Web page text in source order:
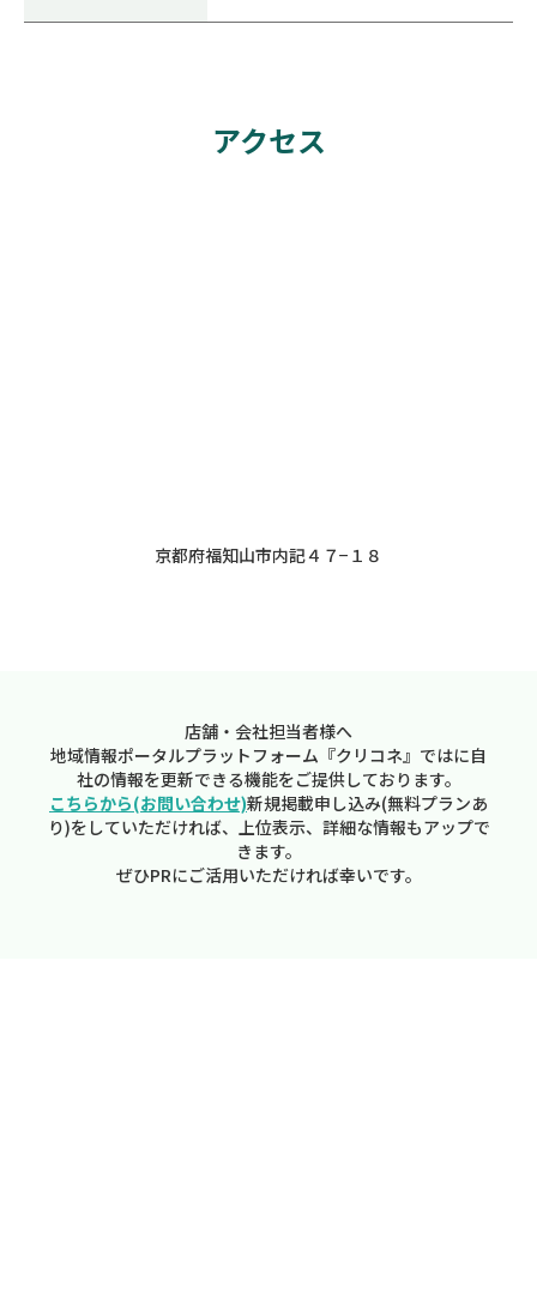
アクセス
京都府福知山市内記４７−１８
店舗・会社担当者様へ
地域情報ポータルプラットフォーム『クリコネ』ではに自
社の情報を更新できる機能をご提供しております。
こちらから(お問い合わせ)新規掲載申し込み(無料プランあ
り)をしていただければ、上位表示、詳細な情報もアップで
きます。
ぜひPRにご活用いただければ幸いです。